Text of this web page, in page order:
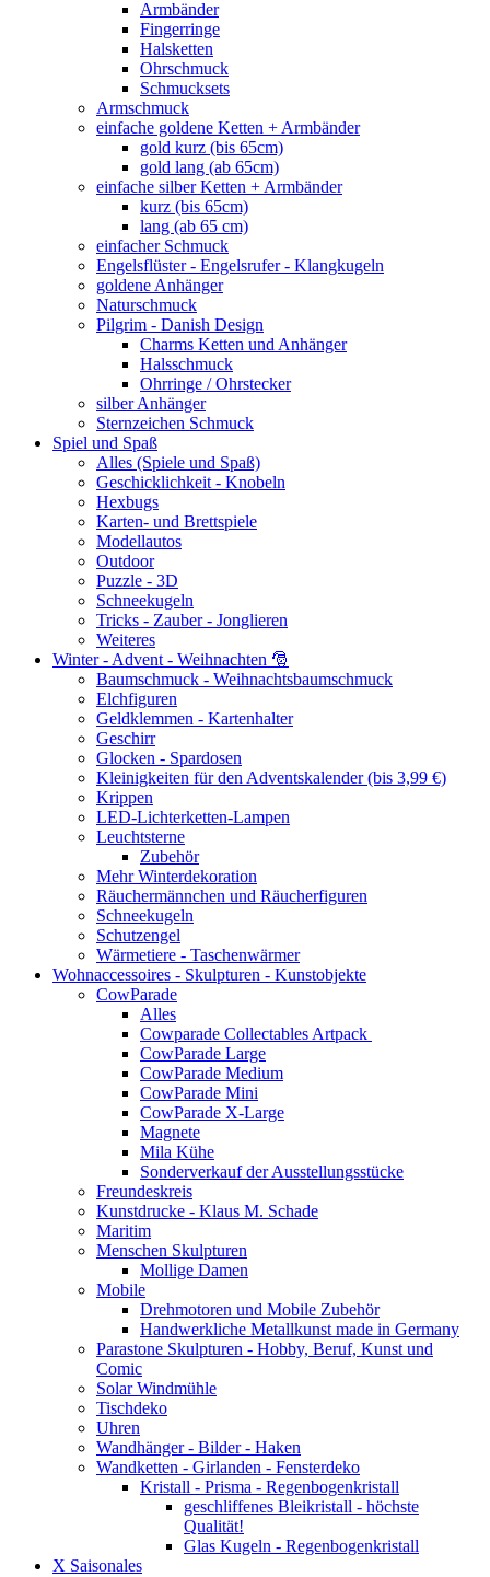
Armbänder
Fingerringe
Halsketten
Ohrschmuck
Schmucksets
Armschmuck
einfache goldene Ketten + Armbänder
gold kurz (bis 65cm)
gold lang (ab 65cm)
einfache silber Ketten + Armbänder
kurz (bis 65cm)
lang (ab 65 cm)
einfacher Schmuck
Engelsflüster - Engelsrufer - Klangkugeln
goldene Anhänger
Naturschmuck
Pilgrim - Danish Design
Charms Ketten und Anhänger
Halsschmuck
Ohrringe / Ohrstecker
silber Anhänger
Sternzeichen Schmuck
Spiel und Spaß
Alles (Spiele und Spaß)
Geschicklichkeit - Knobeln
Hexbugs
Karten- und Brettspiele
Modellautos
Outdoor
Puzzle - 3D
Schneekugeln
Tricks - Zauber - Jonglieren
Weiteres
Winter - Advent - Weihnachten 🎅
Baumschmuck - Weihnachtsbaumschmuck
Elchfiguren
Geldklemmen - Kartenhalter
Geschirr
Glocken - Spardosen
Kleinigkeiten für den Adventskalender (bis 3,99 €)
Krippen
LED-Lichterketten-Lampen
Leuchtsterne
Zubehör
Mehr Winterdekoration
Räuchermännchen und Räucherfiguren
Schneekugeln
Schutzengel
Wärmetiere - Taschenwärmer
Wohnaccessoires - Skulpturen - Kunstobjekte
CowParade
Alles
Cowparade Collectables Artpack
CowParade Large
CowParade Medium
CowParade Mini
CowParade X-Large
Magnete
Mila Kühe
Sonderverkauf der Ausstellungsstücke
Freundeskreis
Kunstdrucke - Klaus M. Schade
Maritim
Menschen Skulpturen
Mollige Damen
Mobile
Drehmotoren und Mobile Zubehör
Handwerkliche Metallkunst made in Germany
Parastone Skulpturen - Hobby, Beruf, Kunst und
Comic
Solar Windmühle
Tischdeko
Uhren
Wandhänger - Bilder - Haken
Wandketten - Girlanden - Fensterdeko
Kristall - Prisma - Regenbogenkristall
geschliffenes Bleikristall - höchste
Qualität!
Glas Kugeln - Regenbogenkristall
X Saisonales